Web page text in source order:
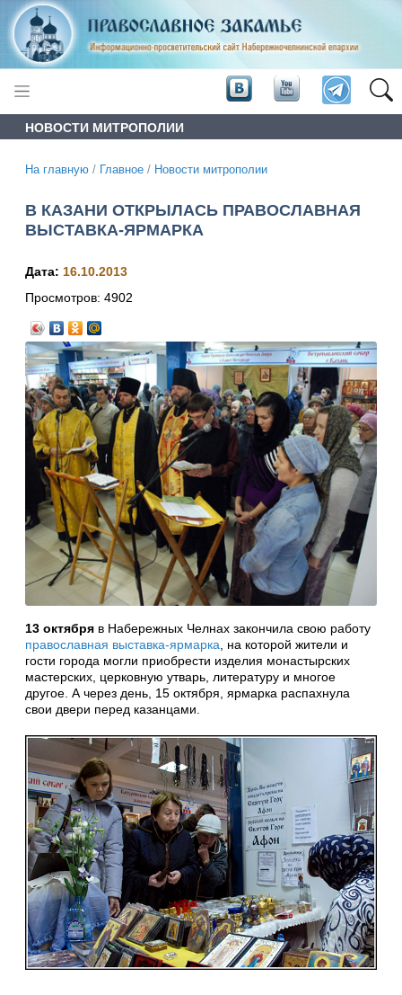
НОВОСТИ МИТРОПОЛИИ
На главную / Главное / Новости митрополии
В КАЗАНИ ОТКРЫЛАСЬ ПРАВОСЛАВНАЯ
ВЫСТАВКА-ЯРМАРКА
Дата: 16.10.2013
Просмотров: 4902
13 октября в Набережных Челнах закончила свою работу
православная выставка-ярмарка , на которой жители и
гости города могли приобрести изделия монастырских
мастерских, церковную утварь, литературу и многое
другое. А через день, 15 октября, ярмарка распахнула
свои двери перед казанцами.